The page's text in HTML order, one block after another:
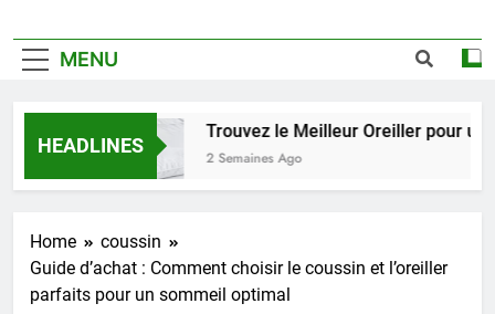
MENU
HEADLINES
Trouvez le Meilleur Oreiller pour un
2 Semaines Ago
Home
coussin
Guide d’achat : Comment choisir le coussin et l’oreiller
parfaits pour un sommeil optimal